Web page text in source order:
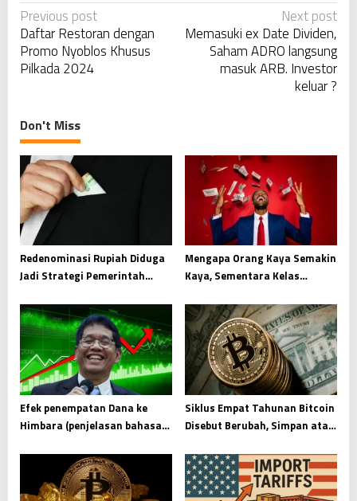
P
o
s
t
a
v
i
g
a
t
i
o
n
Previous post
Daftar Restoran dengan
Promo Nyoblos Khusus
Pilkada 2024
Next post
Memasuki ex Date Dividen,
Saham ADRO langsung
masuk ARB. Investor
keluar ?
Don't Miss
Redenominasi Rupiah Diduga
Jadi Strategi Pemerintah
Mengapa Orang Kaya Semakin
Kaya, Sementara Kelas
Efek penempatan Dana ke
Himbara (penjelasan bahasa
Siklus Empat Tahunan Bitcoin
Disebut Berubah, Simpan atau